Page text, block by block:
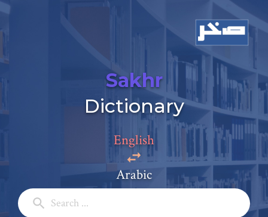
Sakhr
Dictionary
English
Arabic
Add a comment